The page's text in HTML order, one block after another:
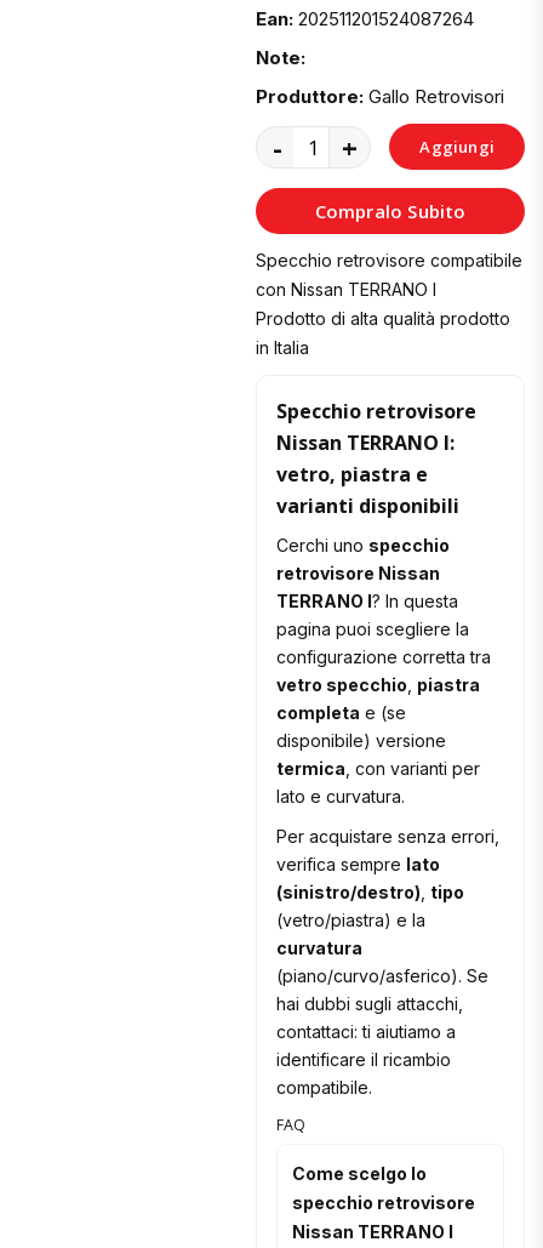
Ean: 202511201524087264
Note:
Produttore: Gallo Retrovisori
- + Aggiungi
al
Carrello
Compralo Subito
Specchio retrovisore compatibile
con Nissan TERRANO I
Prodotto di alta qualità prodotto
in Italia
Specchio retrovisore
Nissan TERRANO I:
vetro, piastra e
varianti disponibili
Cerchi uno specchio
retrovisore Nissan
TERRANO I? In questa
pagina puoi scegliere la
configurazione corretta tra
vetro specchio piastra
completa e (se
disponibile) versione
termica , con varianti per
lato e curvatura.
Per acquistare senza errori,
verifica sempre lato
(sinistro/destro) tipo
(vetro/piastra) e la
curvatura
(piano/curvo/asferico). Se
hai dubbi sugli attacchi,
contattaci: ti aiutiamo a
identificare il ricambio
compatibile.
FAQ
Come scelgo lo
specchio retrovisore
Nissan TERRANO I